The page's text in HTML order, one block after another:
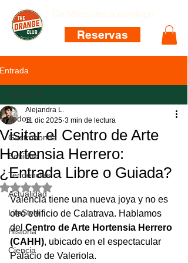
De Miércoles a domingo
Reservas
Entrada
Todos
Gastronomía
Bebidas
Tendencias
Actualidad
LifeStyle
Historia
Ciencia
Todos
Visitar el Centro de Arte
Hortensia Herrero:
¿Entrada Libre o Guiada?
Alejandra L.
11 dic 2025 3 min de lectura
Obtuvo NaN de 5 estrellas.
Valencia tiene una nueva joya y no es
otro edificio de Calatrava. Hablamos
del Centro de Arte Hortensia Herrero
(CAHH), ubicado en el espectacular
Palacio de Valeriola.